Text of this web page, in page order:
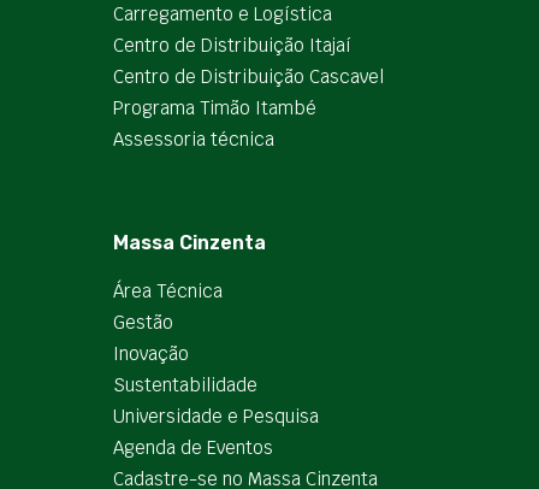
Carregamento e Logística
Centro de Distribuição Itajaí
Centro de Distribuição Cascavel
Programa Timão Itambé
Assessoria técnica
Massa Cinzenta
Área Técnica
Gestão
Inovação
Sustentabilidade
Universidade e Pesquisa
Agenda de Eventos
Cadastre-se no Massa Cinzenta